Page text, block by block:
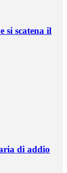
si scatena il
di addio